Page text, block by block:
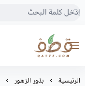
متجر قطف للبذور
الرئيسية بذور الزهور